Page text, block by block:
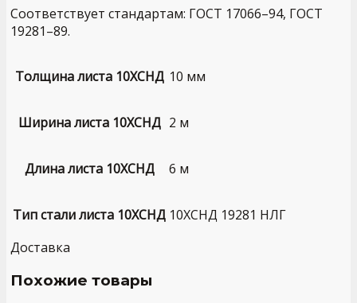
Соответствует стандартам: ГОСТ 17066–94, ГОСТ
19281–89.
Толщина листа 10ХСНД 10 мм
Ширина листа 10ХСНД 2 м
Длина листа 10ХСНД 6 м
Тип стали листа 10ХСНД 10ХСНД 19281 НЛГ
Доставка
Похожие товары